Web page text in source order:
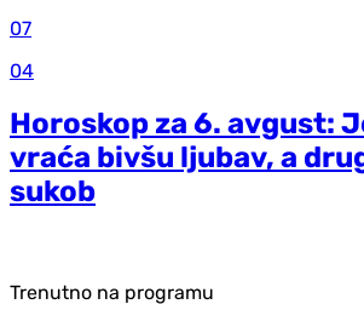
07
04
Horoskop za 6. avgust:
vraća bivšu ljubav, a
sukob
Trenutno na programu